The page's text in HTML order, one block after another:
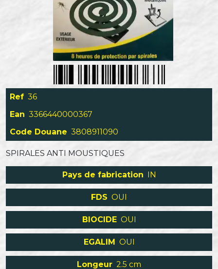
Ref 36
Ean 3366440000367
Code Douane 3808911090
SPIRALES ANTI MOUSTIQUES
Pays de fabrication IN
FDS OUI
BIOCIDE OUI
EGALIM OUI
Longeur 2.5 cm